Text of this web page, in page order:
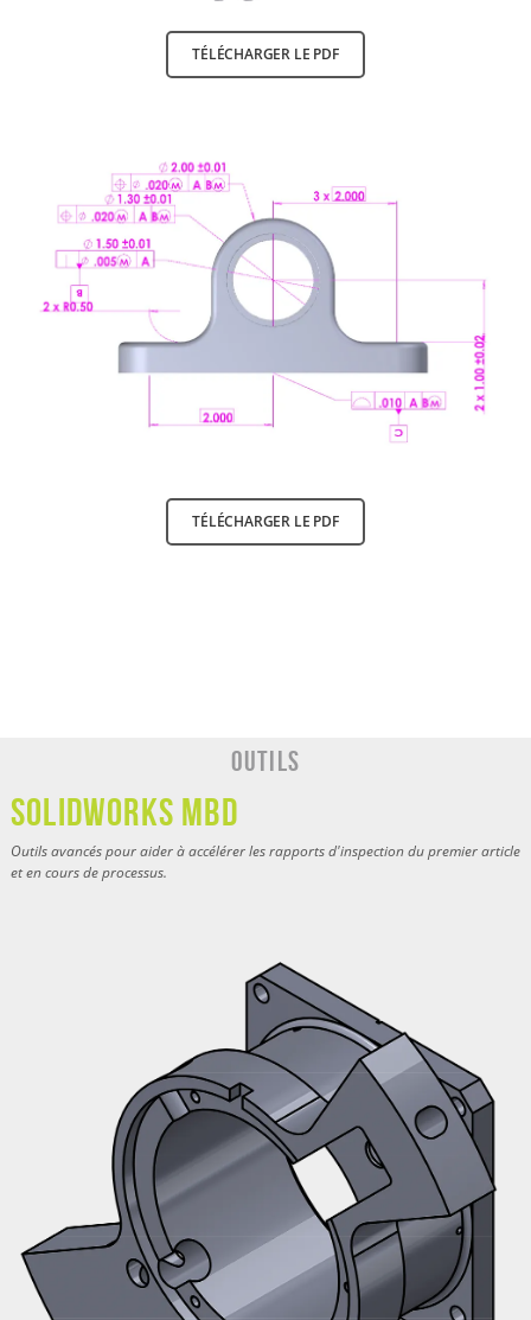
TÉLÉCHARGER LE PDF
TÉLÉCHARGER LE PDF
Outils
SOLIDWORKS MBD
Outils avancés pour aider à accélérer les rapports d'inspection du premier article
et en cours de processus.